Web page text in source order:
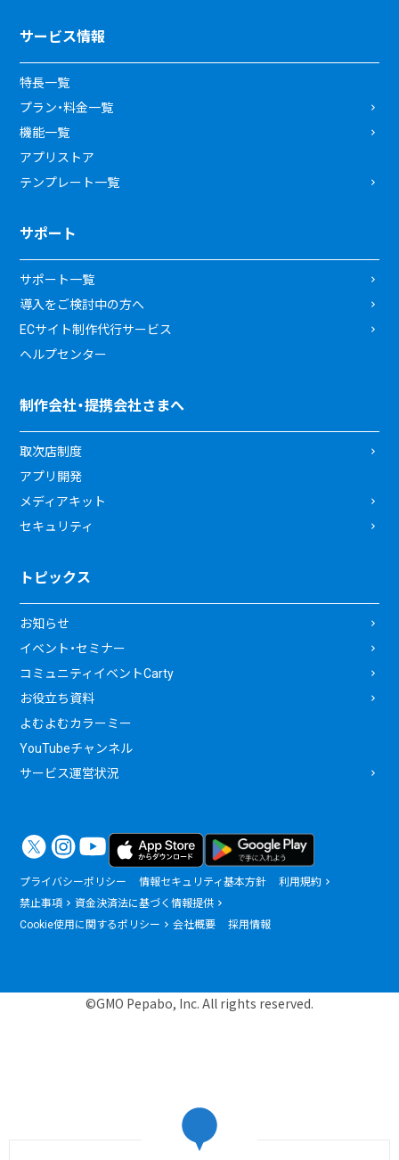
サービス情報
特長一覧
プラン・料金一覧
機能一覧
アプリストア
テンプレート一覧
サポート
サポート一覧
導入をご検討中の方へ
ECサイト制作代行サービス
ヘルプセンター
制作会社・提携会社さまへ
取次店制度
アプリ開発
メディアキット
セキュリティ
トピックス
お知らせ
イベント・セミナー
コミュニティイベントCarty
お役立ち資料
よむよむカラーミー
YouTubeチャンネル
サービス運営状況
プライバシーポリシー 情報セキュリティ基本方針
利用規約
禁止事項
資金決済法に基づく情報提供
Cookie使用に関するポリシー
会社概要 採用情報
©GMO Pepabo, Inc. All rights reserved.